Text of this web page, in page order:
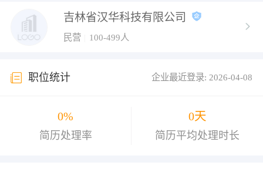
吉林省汉华科技有限公司
民营 100-499人
职位统计 企业最近登录: 2026-04-08
0%
简历处理率
0天
简历平均处理时长